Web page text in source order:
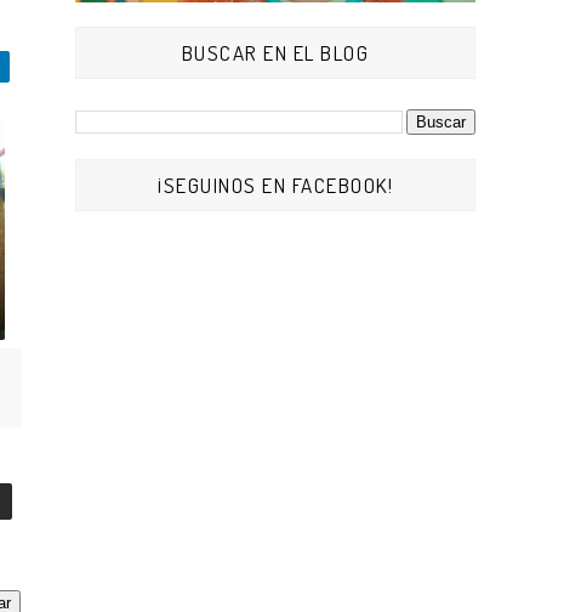
BUSCAR EN EL BLOG
¡SEGUINOS EN FACEBOOK!